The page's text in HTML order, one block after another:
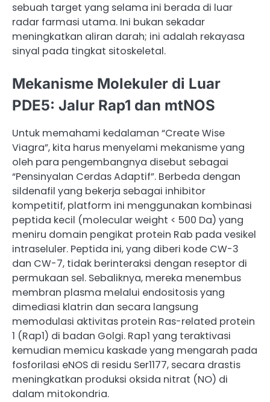
sebuah target yang selama ini berada di luar
radar farmasi utama. Ini bukan sekadar
meningkatkan aliran darah; ini adalah rekayasa
sinyal pada tingkat sitoskeletal.
Mekanisme Molekuler di Luar
PDE5: Jalur Rap1 dan mtNOS
Untuk memahami kedalaman “Create Wise
Viagra”, kita harus menyelami mekanisme yang
oleh para pengembangnya disebut sebagai
“Pensinyalan Cerdas Adaptif”. Berbeda dengan
sildenafil yang bekerja sebagai inhibitor
kompetitif, platform ini menggunakan kombinasi
peptida kecil (molecular weight < 500 Da) yang
meniru domain pengikat protein Rab pada vesikel
intraseluler. Peptida ini, yang diberi kode CW-3
dan CW-7, tidak berinteraksi dengan reseptor di
permukaan sel. Sebaliknya, mereka menembus
membran plasma melalui endositosis yang
dimediasi klatrin dan secara langsung
memodulasi aktivitas protein Ras-related protein
1 (Rap1) di badan Golgi. Rap1 yang teraktivasi
kemudian memicu kaskade yang mengarah pada
fosforilasi eNOS di residu Ser1177, secara drastis
meningkatkan produksi oksida nitrat (NO) di
dalam mitokondria.